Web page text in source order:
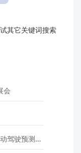
其它关键词搜索
会
模型挑战赛